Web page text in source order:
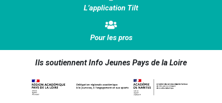
L’application Tilt
Pour les pros
Ils soutiennent Info Jeunes Pays de la Loire